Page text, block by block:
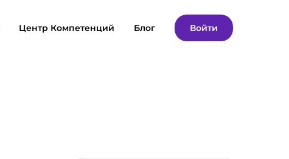
Центр Компетенций Блог Войти